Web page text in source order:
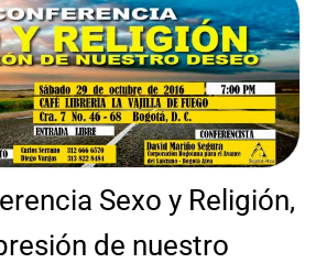
Sexo y Religión,
de nuestro